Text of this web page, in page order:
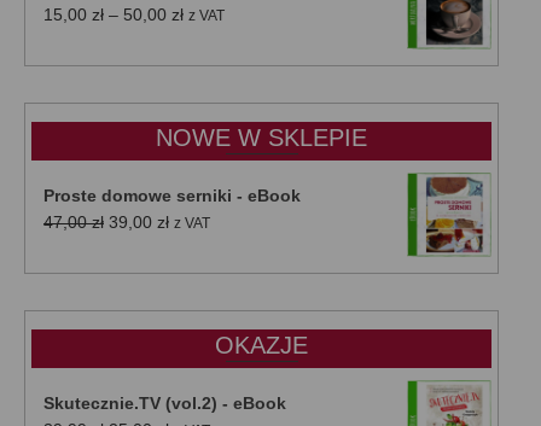
15,00 zł – 50,00 złZakres
od
do
50,00 zł
z VAT
NOWE W SKLEPIE
Proste domowe serniki - eBook
47,00zł Pierwotna
wynosiła:
39,00 złAktualna
wynosi:
z VAT
OKAZJE
Skutecznie.TV (vol.2) - eBook